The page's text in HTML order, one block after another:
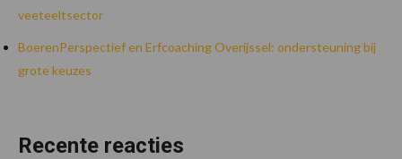
veeteeltsector
BoerenPerspectief en Erfcoaching Overijssel: ondersteuning bij
grote keuzes
Recente reacties